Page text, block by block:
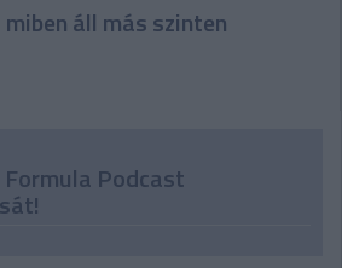
áll más szinten
Podcast